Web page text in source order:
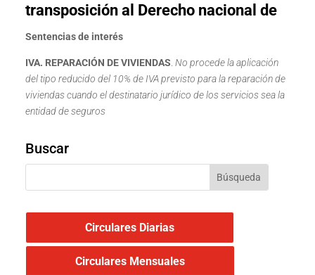
transposición al Derecho nacional de
Sentencias de interés
IVA. REPARACIÓN DE VIVIENDAS No procede la aplicación
del tipo reducido del 10% de IVA previsto para la reparación de
viviendas cuando el destinatario jurídico de los servicios sea la
entidad de seguros
Buscar
Circulares Diarias
Circulares Mensuales